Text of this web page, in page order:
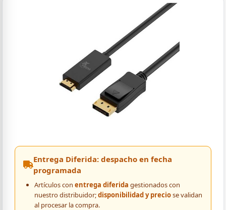
Entrega Diferida: despacho en fecha
programada
Artículos con entrega diferida gestionados con
nuestro distribuidor;disponibilidad y preciose validan
al procesar la compra.